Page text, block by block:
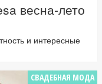
весна-лето
и интересные
СВАДЕБНАЯ МОДА